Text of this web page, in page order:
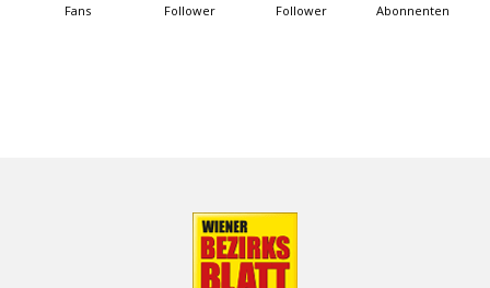
Fans Follower Follower Abonnenten